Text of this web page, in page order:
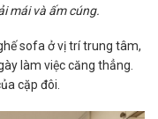
mái và ấm cúng.
sofa ở vị trí trung tâm,
làm việc căng thẳng.
cặp đôi.